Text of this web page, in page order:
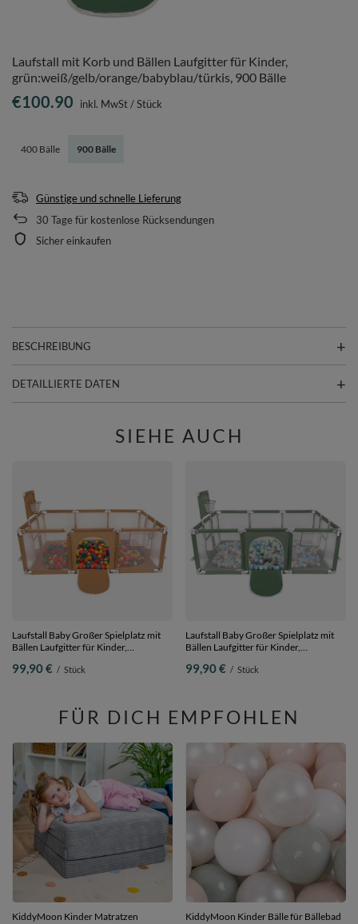
Laufstall mit Korb und Bällen Laufgitter für Kinder,
grün:weiß/gelb/orange/babyblau/türkis, 900 Bälle
400 Bälle 900 Bälle
€100.90 inkl. MwSt/Stück
Günstige und schnelle Lieferung
30 Tage für kostenlose Rücksendungen
Sicher einkaufen
BESCHREIBUNG
DETAILLIERTE DATEN
SIEHE AUCH
Laufstall Baby Großer Spielplatz mit
Bällen Laufgitter für Kinder,
Bällen
99,90 € / Stück
Laufstall Baby Großer Spielplatz mit
Bällen Laufgitter für Kinder,
900 Bällen
99,90 € / Stück
FÜR DICH EMPFOHLEN
KiddyMoon Kinder Matratzen
KiddyMoon Kinder Bälle für Bällebad